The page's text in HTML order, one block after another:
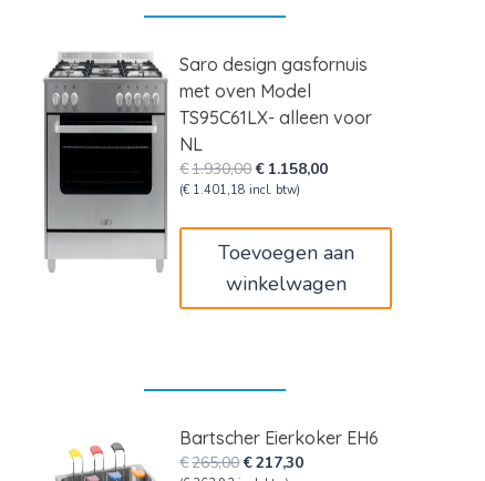
Saro design gasfornuis
met oven Model
TS95C61LX- alleen voor
NL
€1.930,00Oorspronkelijke
prijs
€ 1.158,00Huidige
(€ 1.401,18 incl. btw)
Toevoegen aan
winkelwagen
Bartscher Eierkoker EH6
€265,00Oorspronkelijke
€217,30Huidige